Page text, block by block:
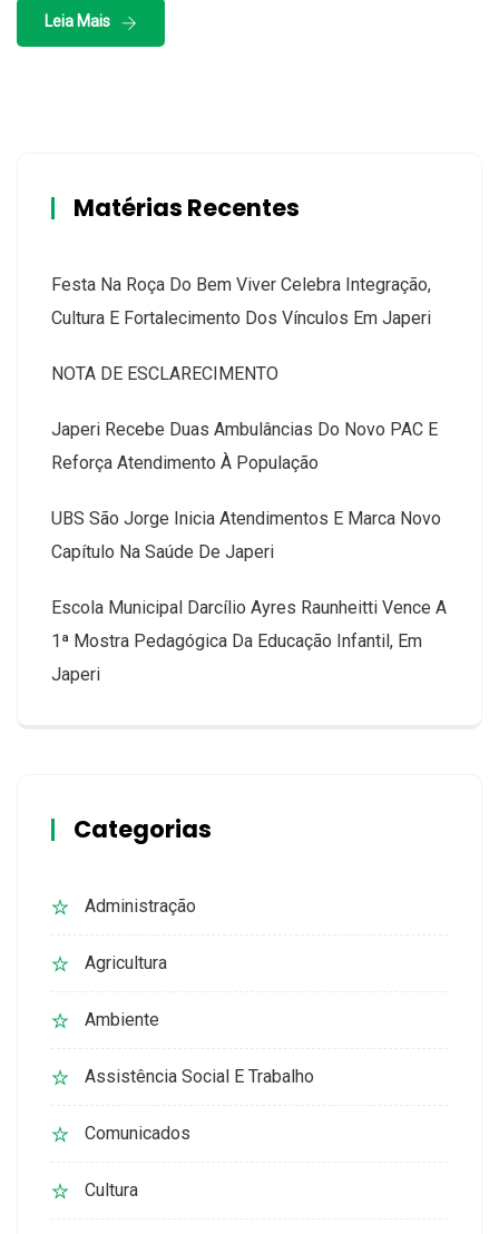
Leia Mais
Matérias Recentes
Festa Na Roça Do Bem Viver Celebra Integração,
Cultura E Fortalecimento Dos Vínculos Em Japeri
NOTA DE ESCLARECIMENTO
Japeri Recebe Duas Ambulâncias Do Novo PAC E
Reforça Atendimento À População
UBS São Jorge Inicia Atendimentos E Marca Novo
Capítulo Na Saúde De Japeri
Escola Municipal Darcílio Ayres Raunheitti Vence A
1ª Mostra Pedagógica Da Educação Infantil, Em
Japeri
Categorias
Administração
Agricultura
Ambiente
Assistência Social E Trabalho
Comunicados
Cultura